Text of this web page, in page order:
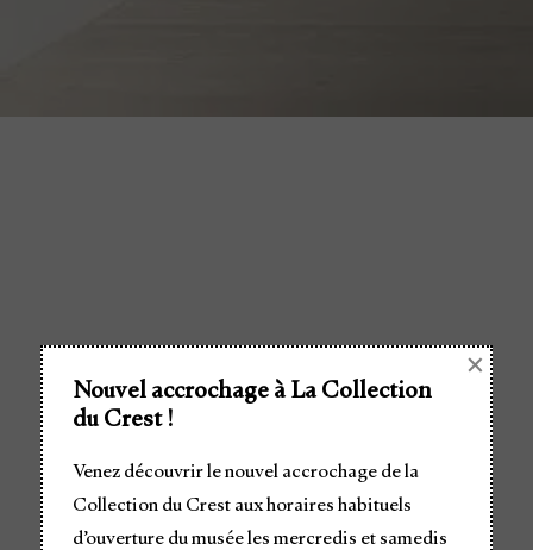
Nouvel accrochage à La Collection
du Crest !
Venez découvrir le nouvel accrochage de la
Collection du Crest aux horaires habituels
d’ouverture du musée les mercredis et samedis
×